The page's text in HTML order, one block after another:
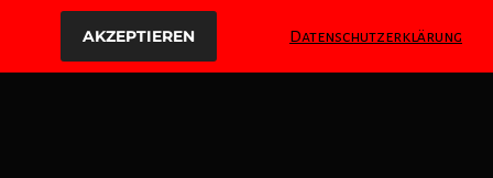
AKZEPTIEREN Datenschutzerklärung